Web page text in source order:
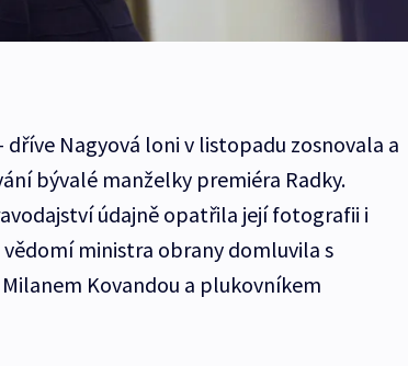
Nagyová loni v listopadu zosnovala a
bývalé manželky premiéra Radky.
údajně opatřila její fotografii i
vědomí ministra obrany domluvila s
Kovandou a plukovníkem